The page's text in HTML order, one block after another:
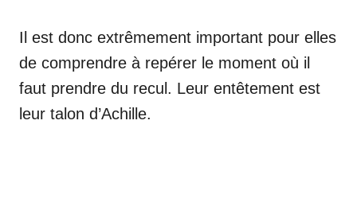
Il est donc extrêmement important pour elles
de comprendre à repérer le moment où il
faut prendre du recul. Leur entêtement est
leur talon d’Achille.